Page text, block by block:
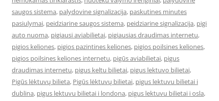
saugos sistema, palydovine signalizacija, paskutines minutes
pasiulymai, peidziarine saugos sistema, peidziarine signalizacija, pigi
auto nuoma, pigiausi aviabilietai, pigiausias draudimas internetu,
pigios keliones, pigios pazintines keliones, pigios poilsines keliones,
pigios poilsines keliones internetu, pigūs aviabilietai, pigus
draudimas internetu, pigus keltu bilietai, pigus lektuvo bilietai,
Pigūs lėktuvų bilieta, Pigūs lėktuvų bilietai, pigus lektuvu bilietai i
dublina, pigus lektuvu bilietai i londona, pigus lektuvu bilietai i osla,